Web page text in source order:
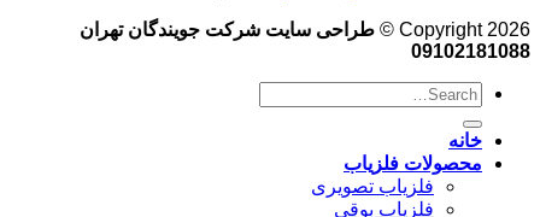
Copyright 2026 ©
طراحی سایت شرکت جویندگان تهران
09102181088
خانه
محصولات فلزیاب
فلزیاب تصویری
فلزیاب بوقی